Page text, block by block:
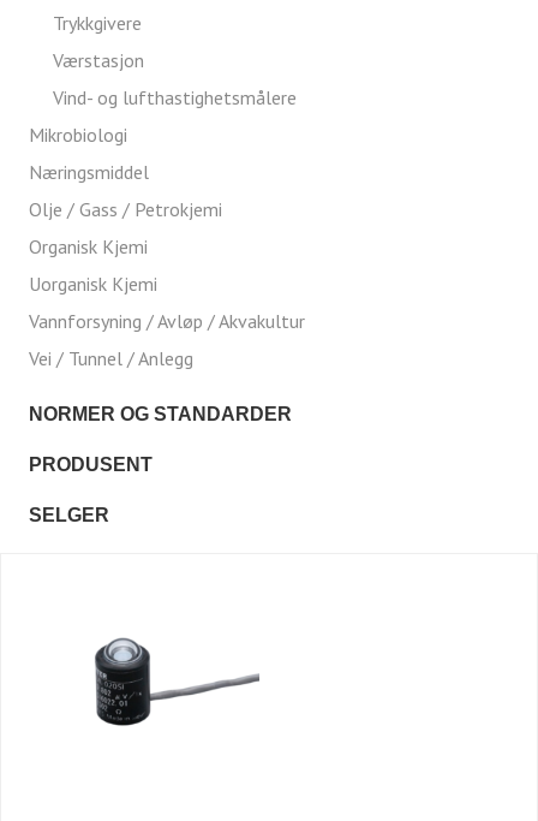
Trykkgivere
Værstasjon
Vind- og lufthastighetsmålere
Mikrobiologi
Næringsmiddel
Olje / Gass / Petrokjemi
Organisk Kjemi
Uorganisk Kjemi
Vannforsyning / Avløp / Akvakultur
Vei / Tunnel / Anlegg
NORMER OG STANDARDER
PRODUSENT
SELGER